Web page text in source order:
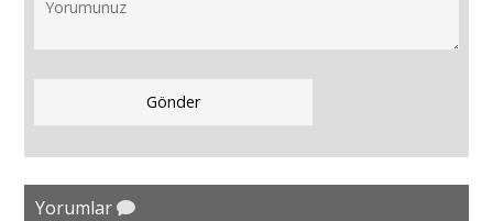
Yorumlar